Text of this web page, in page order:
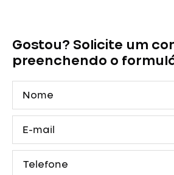
Gostou? Solicite um
preenchendo o
mail